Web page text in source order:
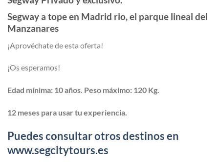
Segway a tope en Madrid rio, el parque lineal del
Manzanares
¡Aprovéchate de esta oferta!
¡Os esperamos!
Edad mínima: 10 años. Peso máximo: 120 Kg.
12 meses para usar tu experiencia.
Puedes consultar otros destinos en
www.segcitytours.es